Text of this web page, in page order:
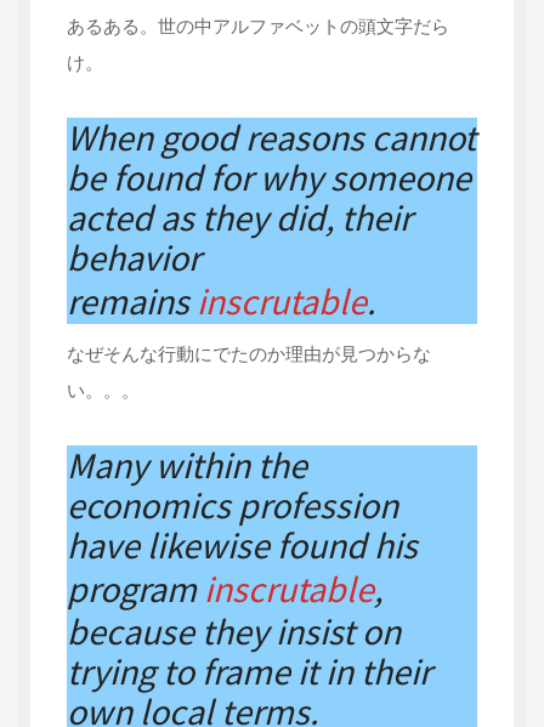
あるある。世の中アルファベットの頭文字だら
け。
When good reasons cannot
be found for why someone
acted as they did, their
behavior
remainsinscrutable.
なぜそんな行動にでたのか理由が見つからな
い。。。
Many within the
economics profession
have likewise found his
programinscrutable,
because they insist on
trying to frame it in their
own local terms.